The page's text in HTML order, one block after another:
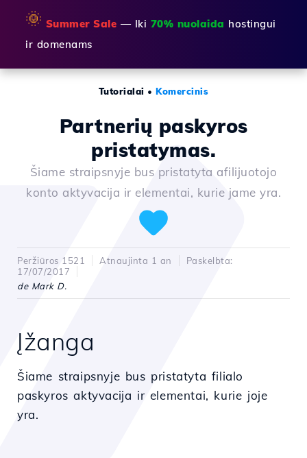
🌞 Summer Sale — Iki 70% nuolaida hostingui
ir domenams
Tutorialai •Komercinis
Partnerių paskyros
pristatymas.
Šiame straipsnyje bus pristatyta afilijuotojo
konto aktyvacija ir elementai, kurie jame yra.
Peržiūros 1521 Atnaujinta 1 an
Paskelbta:
17/07/2017
de Mark D.
Įžanga
Šiame straipsnyje bus pristatyta filialo
paskyros aktyvacija ir elementai, kurie joje
yra.